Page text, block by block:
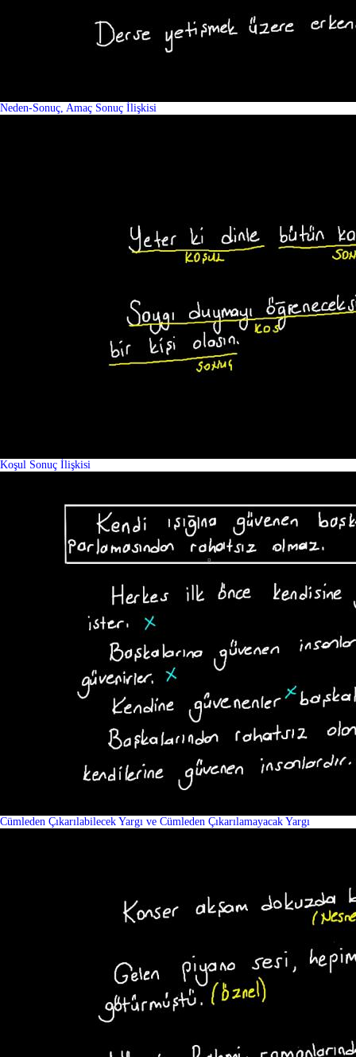
Neden-Sonuç, Amaç Sonuç İlişkisi
Koşul Sonuç İlişkisi
Cümleden Çıkarılabilecek Yargı ve Cümleden Çıkarılamayacak Yargı